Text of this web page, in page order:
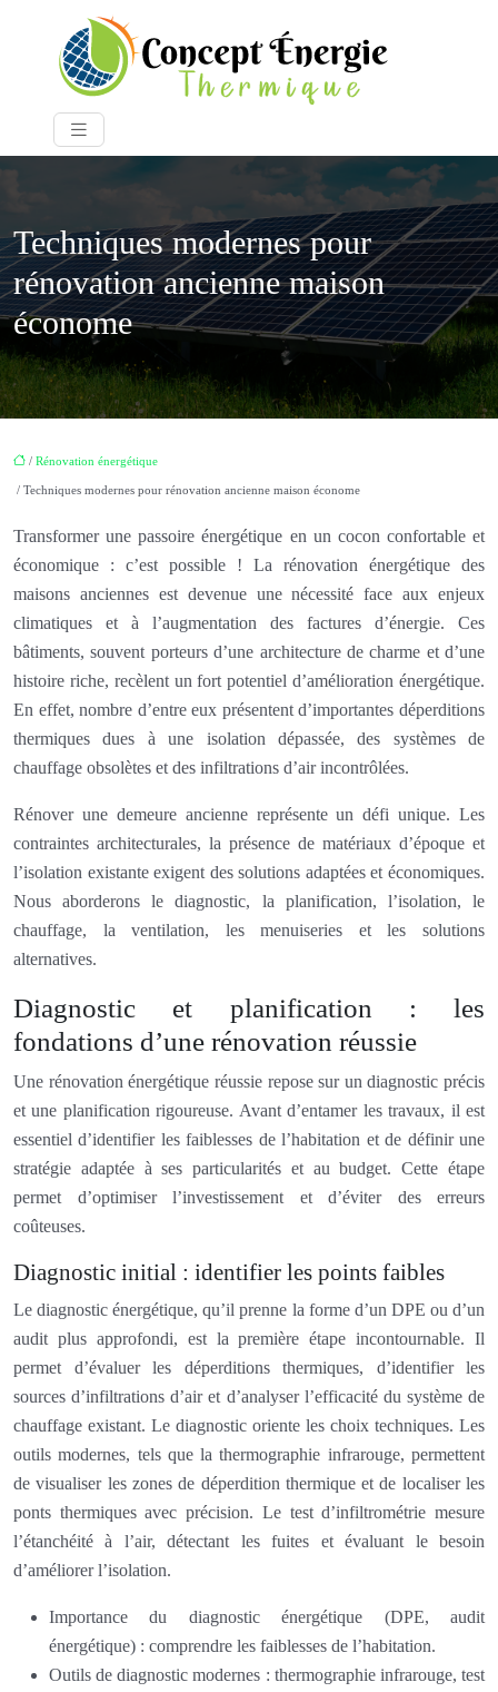
Techniques modernes pour
rénovation ancienne maison
économe
/ Rénovation énergétique
/ Techniques modernes pour rénovation ancienne maison économe
Transformer une passoire énergétique en un cocon confortable et
économique : c’est possible ! La rénovation énergétique des
maisons anciennes est devenue une nécessité face aux enjeux
climatiques et à l’augmentation des factures d’énergie. Ces
bâtiments, souvent porteurs d’une architecture de charme et d’une
histoire riche, recèlent un fort potentiel d’amélioration énergétique.
En effet, nombre d’entre eux présentent d’importantes déperditions
thermiques dues à une isolation dépassée, des systèmes de
chauffage obsolètes et des infiltrations d’air incontrôlées.
Rénover une demeure ancienne représente un défi unique. Les
contraintes architecturales, la présence de matériaux d’époque et
l’isolation existante exigent des solutions adaptées et économiques.
Nous aborderons le diagnostic, la planification, l’isolation, le
chauffage, la ventilation, les menuiseries et les solutions
alternatives.
Diagnostic et planification : les
fondations d’une rénovation réussie
Une rénovation énergétique réussie repose sur un diagnostic précis
et une planification rigoureuse. Avant d’entamer les travaux, il est
essentiel d’identifier les faiblesses de l’habitation et de définir une
stratégie adaptée à ses particularités et au budget. Cette étape
permet d’optimiser l’investissement et d’éviter des erreurs
coûteuses.
Diagnostic initial : identifier les points faibles
Le diagnostic énergétique, qu’il prenne la forme d’un DPE ou d’un
audit plus approfondi, est la première étape incontournable. Il
permet d’évaluer les déperditions thermiques, d’identifier les
sources d’infiltrations d’air et d’analyser l’efficacité du système de
chauffage existant. Le diagnostic oriente les choix techniques. Les
outils modernes, tels que la thermographie infrarouge, permettent
de visualiser les zones de déperdition thermique et de localiser les
ponts thermiques avec précision. Le test d’infiltrométrie mesure
l’étanchéité à l’air, détectant les fuites et évaluant le besoin
d’améliorer l’isolation.
Importance du diagnostic énergétique (DPE, audit
énergétique) : comprendre les faiblesses de l’habitation.
Outils de diagnostic modernes : thermographie infrarouge, test